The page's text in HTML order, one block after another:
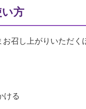
方
召し上がりいただ
ける